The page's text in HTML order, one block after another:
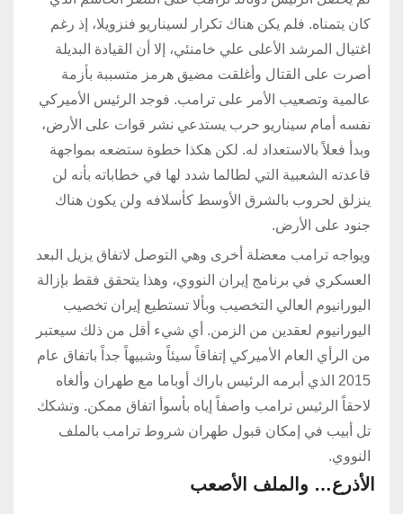
كان يتمناه. فلم يكن هناك تكرار لسيناريو فنزويلا، إذ رغم
اغتيال المرشد الأعلى علي خامنئي، إلا أن القيادة البديلة
أصرت على القتال وأغلقت مضيق هرمز متسببة بأزمة
عالمية وتصعيب الأمر على ترامب. فوجد الرئيس الأميركي
نفسه أمام سيناريو حرب يستدعي نشر قوات على الأرض،
وبدأ فعلاً بالاستعداد له. لكن هكذا خطوة ستضعه بمواجهة
قاعدته الشعبية التي لطالما شدد لها في خطاباته بأنه لن
ينزلق لحروب بالشرق الأوسط كأسلافه ولن يكون هناك
جنود على الأرض.
ويواجه ترامب معضلة أخرى وهي التوصل لاتفاق يزيل البعد
العسكري في برنامج إيران النووي، وهذا يتحقق فقط بإزالة
اليورانيوم العالي التخصيب وبألا تستطيع إيران تخصيب
اليورانيوم لعقدين من الزمن. أي شيء أقل من ذلك سيعتبر
من الرأي العام الأميركي إتفاقاً سيئاً وشبيهاً جداً باتفاق عام
2015 الذي أبرمه الرئيس باراك أوباما مع طهران وألغاه
لاحقاً الرئيس ترامب واصفاً إياه بأسوأ اتفاق ممكن. وتشكك
تل أبيب في إمكان قبول طهران شروط ترامب بالملف
النووي.
الأذرع… والملف الأصعب